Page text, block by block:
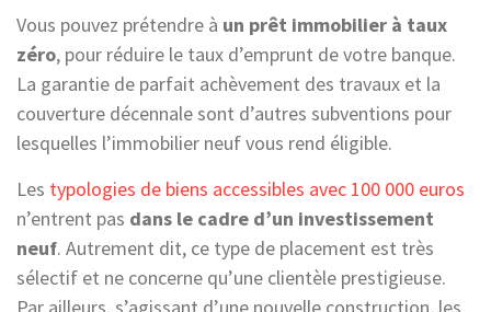
Vous pouvez prétendre à un prêt immobilier à taux
zéro, pour réduire le taux d’emprunt de votre banque.
La garantie de parfait achèvement des travaux et la
couverture décennale sont d’autres subventions pour
lesquelles l’immobilier neuf vous rend éligible.
Les typologies de biens accessibles avec 100 000 euros
n’entrent pas dans le cadre d’un investissement
neuf. Autrement dit, ce type de placement est très
sélectif et ne concerne qu’une clientèle prestigieuse.